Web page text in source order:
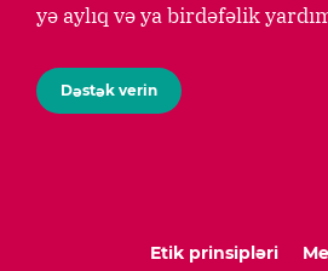
yə aylıq və ya birdəfəlik
Dəstək verin
Etik prinsipləri